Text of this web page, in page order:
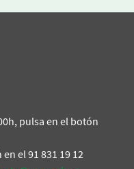
pulsa en el botón
el 91 831 19 12